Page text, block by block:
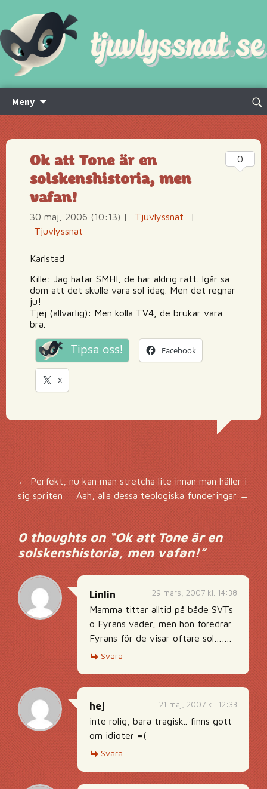
Meny
innehåll
Sök
Ok att Tone är en
solskenshistoria, men
vafan!
30 maj, 2006 (10:13) | Tjuvlyssnat
|
Tjuvlyssnat
Karlstad
Kille: Jag hatar SMHI, de har aldrig rätt. Igår sa
dom att det skulle vara sol idag. Men det regnar
ju!
Tjej (allvarlig): Men kolla TV4, de brukar vara
bra.
Tipsa oss! Facebook
X
0
Inläggsnavigering
← Perfekt, nu kan man stretcha lite innan man häller i
sig spriten
Aah, alla dessa teologiska funderingar →
0 thoughts on “Ok att Tone är en
solskenshistoria, men vafan!”
29 mars, 2007 kl. 14:38
Linlin
Mamma tittar alltid på både SVTs
o Fyrans väder, men hon föredrar
Fyrans för de visar oftare sol…….
Svara
21 maj, 2007 kl. 12:33
hej
inte rolig, bara tragisk.. finns gott
om idioter =(
Svara